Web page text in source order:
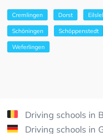
Cremlingen Dorst
Schöningen Schöppenstedt
Weferlingen
Driving schools in
Driving schools in